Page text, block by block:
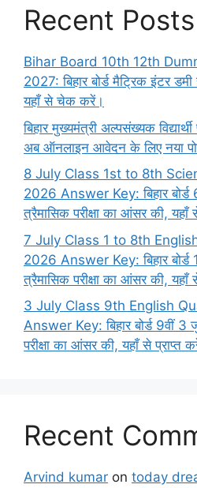
Recent Posts
Bihar Board 10th 12th
2027: बिहार बोर्ड मैट्रिक इंटर
यहाँ से चेक करें।
बिहार मुख्यमंत्री अल्पसंख्यक
अब ऑनलाइन आवेदन के लिए नया
8 July Class 1st to 8th
2026 Answer Key: बिहार बोर्ड
त्रैमासिक परीक्षा का आंसर की, यहाँ
7 July Class 1 to 8th
2026 Answer Key: बिहार
त्रैमासिक परीक्षा का आंसर की, यहाँ
3 July Class 9th English
Answer Key: बिहार बोर्ड 9वीं 3
परीक्षा का आंसर की, यहाँ से प्राप्त
Recent
Arvind kumar on today